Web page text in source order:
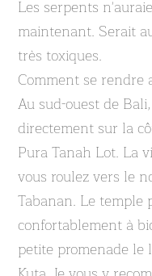
Les serpents
maintenant. Serait
très toxiques.
Comment se rendre
Au sud-ouest de
directement sur la
Pura Tanah Lot. La
vous roulez vers le
Tabanan. Le
confortablement à
petite promenade le